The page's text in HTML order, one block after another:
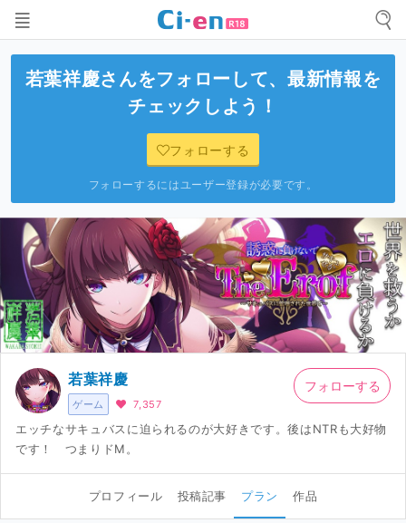
若葉祥慶さんをフォローして、最新情報を
チェックしよう！
フォローする
フォローするにはユーザー登録が必要です。
ゲーム
若葉祥慶
7,357
エッチなサキュバスに迫られるのが大好きです。後はNTRも大好物
です！ つまりドM。
フォローする
プロフィール 投稿記事 プラン 作品